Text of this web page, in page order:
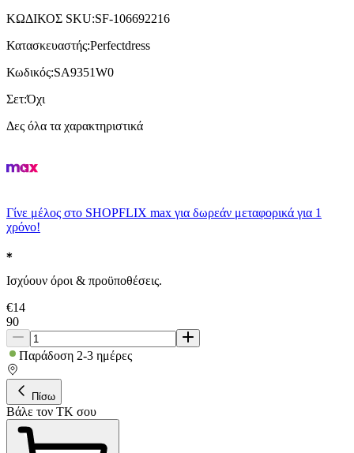
ΚΩΔΙΚΟΣ SKU:SF-106692216
Κατασκευαστής:Perfectdress
Κωδικός:SA9351W0
Σετ:Όχι
Δες όλα τα χαρακτηριστικά
Γίνε μέλος στο SHOPFLIX max για δωρεάν μεταφορικά για 1
χρόνο!
Ισχύουν όροι & προϋποθέσεις.
€14
90
Παράδοση 2-3 ημέρες
Πίσω
Βάλε τον ΤΚ σου